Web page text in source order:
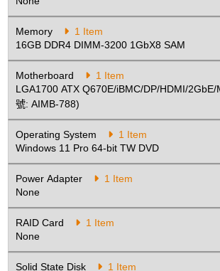
Memory
1 Item
16GB DDR4 DIMM-3200 1GbX8 SAM
Motherboard
1 Item
LGA1700 ATX Q670E/iBMC/DP/HDMI/2GbE/
號: AIMB-788)
Operating System
1 Item
Windows 11 Pro 64-bit TW DVD
Power Adapter
1 Item
None
RAID Card
1 Item
None
Solid State Disk
1 Item
None
Video Cards
None
Keyboard & Mouse
blk
PCIe Module